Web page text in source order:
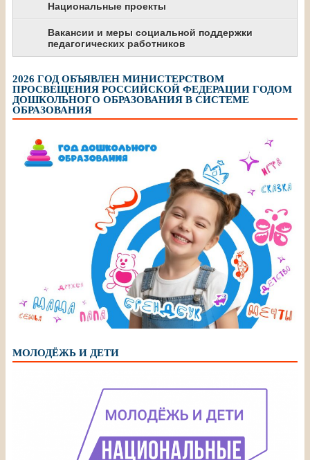
Национальные проекты
Вакансии и меры социальной поддержки
педагогических работников
2026 ГОД ОБЪЯВЛЕН МИНИСТЕРСТВОМ
ПРОСВЕЩЕНИЯ РОССИЙСКОЙ ФЕДЕРАЦИИ ГОДОМ
ДОШКОЛЬНОГО ОБРАЗОВАНИЯ В СИСТЕМЕ
ОБРАЗОВАНИЯ
МОЛОДЁЖЬ И ДЕТИ